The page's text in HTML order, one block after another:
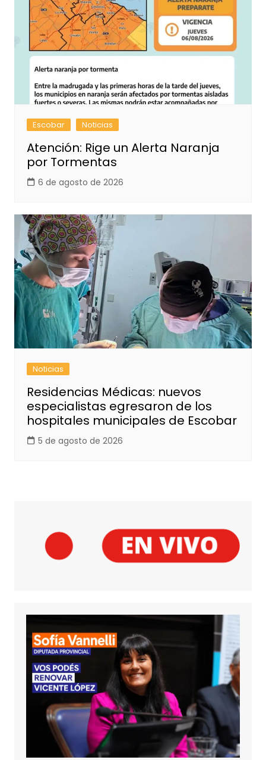
Escobar Noticias
Atención: Rige un Alerta Naranja
por Tormentas
6 de agosto de 2026
Noticias
Residencias Médicas: nuevos
especialistas egresaron de los
hospitales municipales de Escobar
5 de agosto de 2026